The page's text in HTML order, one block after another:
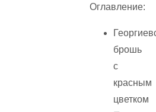
Оглавление:
брошь
с
красным
цветком